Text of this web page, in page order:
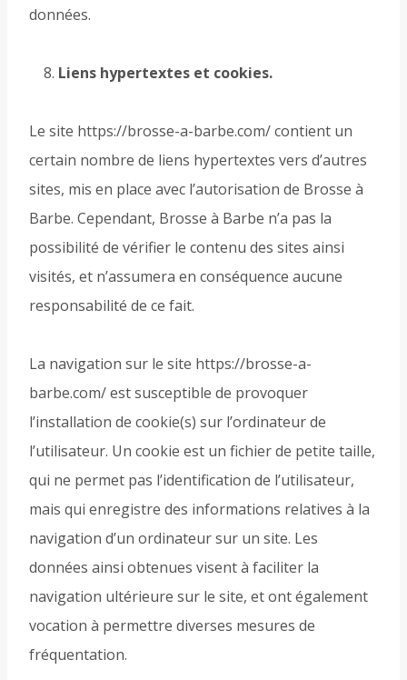
données.
Liens hypertextes et cookies.
Le site https://brosse-a-barbe.com/ contient un
certain nombre de liens hypertextes vers d’autres
sites, mis en place avec l’autorisation de Brosse à
Barbe. Cependant, Brosse à Barbe n’a pas la
possibilité de vérifier le contenu des sites ainsi
visités, et n’assumera en conséquence aucune
responsabilité de ce fait.
La navigation sur le site https://brosse-a-
barbe.com/ est susceptible de provoquer
l’installation de cookie(s) sur l’ordinateur de
l’utilisateur. Un cookie est un fichier de petite taille,
qui ne permet pas l’identification de l’utilisateur,
mais qui enregistre des informations relatives à la
navigation d’un ordinateur sur un site. Les
données ainsi obtenues visent à faciliter la
navigation ultérieure sur le site, et ont également
vocation à permettre diverses mesures de
fréquentation.